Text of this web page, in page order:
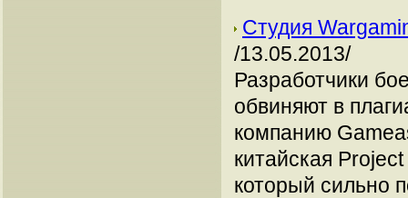
Студия
/13.05.2013/
Разработчики
обвиняют в
компанию
китайская
который сильно